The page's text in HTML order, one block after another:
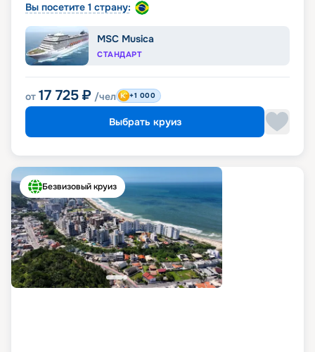
Вы посетите 1 страну:
MSC Musica
СТАНДАРТ
от 17 725 ₽ /чел +1 000
Выбрать круиз
Безвизовый круиз